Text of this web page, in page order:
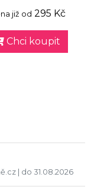
již od 295 Kč
Chci koupit
| do 31.08.2026